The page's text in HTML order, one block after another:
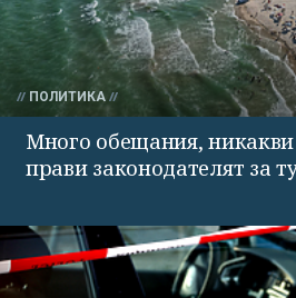
ПОЛИТИКА
Много обещания, никакви
прави законодателят за